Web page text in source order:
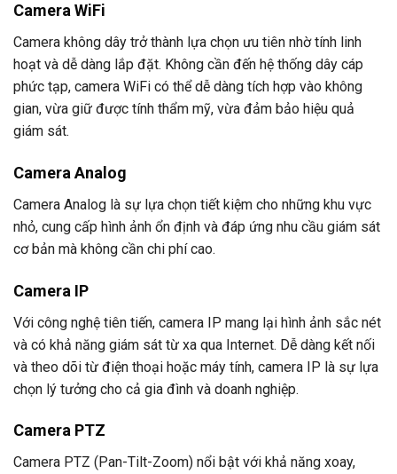
Camera WiFi
Camera không dây trở thành lựa chọn ưu tiên nhờ tính linh
hoạt và dễ dàng lắp đặt. Không cần đến hệ thống dây cáp
phức tạp, camera WiFi có thể dễ dàng tích hợp vào không
gian, vừa giữ được tính thẩm mỹ, vừa đảm bảo hiệu quả
giám sát.
Camera Analog
Camera Analog là sự lựa chọn tiết kiệm cho những khu vực
nhỏ, cung cấp hình ảnh ổn định và đáp ứng nhu cầu giám sát
cơ bản mà không cần chi phí cao.
Camera IP
Với công nghệ tiên tiến, camera IP mang lại hình ảnh sắc nét
và có khả năng giám sát từ xa qua Internet. Dễ dàng kết nối
và theo dõi từ điện thoại hoặc máy tính, camera IP là sự lựa
chọn lý tưởng cho cả gia đình và doanh nghiệp.
Camera PTZ
Camera PTZ (Pan-Tilt-Zoom) nổi bật với khả năng xoay,